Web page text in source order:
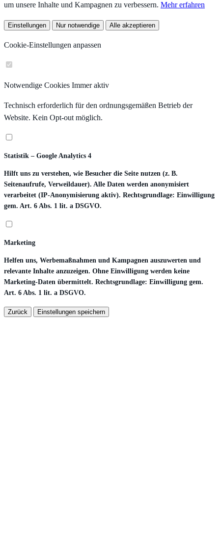
um unsere Inhalte und Kampagnen zu verbessern. Mehr erfahren
Einstellungen Nur notwendige Alle akzeptieren
Cookie-Einstellungen anpassen
Notwendige Cookies Immer aktiv
Technisch erforderlich für den ordnungsgemäßen Betrieb der
Website. Kein Opt-out möglich.
Statistik – Google Analytics 4
Hilft uns zu verstehen, wie Besucher die Seite nutzen (z. B.
Seitenaufrufe, Verweildauer). Alle Daten werden anonymisiert
verarbeitet (IP-Anonymisierung aktiv). Rechtsgrundlage: Einwilligung
gem. Art. 6 Abs. 1 lit. a DSGVO.
Marketing
Helfen uns, Werbemaßnahmen und Kampagnen auszuwerten und
relevante Inhalte anzuzeigen. Ohne Einwilligung werden keine
Marketing-Daten übermittelt. Rechtsgrundlage: Einwilligung gem.
Art. 6 Abs. 1 lit. a DSGVO.
Zurück Einstellungen speichern